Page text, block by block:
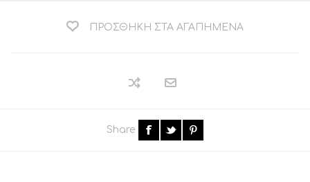
ΠΡΟΣΘΉΚΗ ΣΤΑ ΑΓΑΠΗΜΈΝΑ
Share